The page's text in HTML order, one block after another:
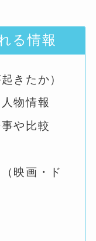
る情報
きたか）
物情報
や比較
映画・ド